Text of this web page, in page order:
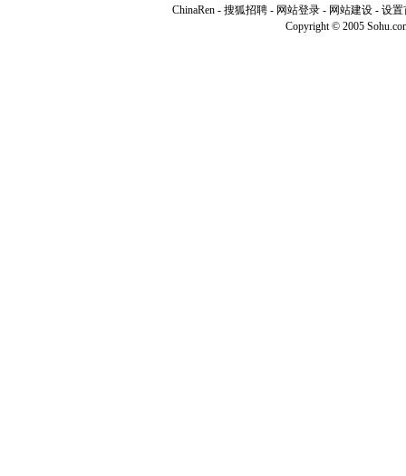
ChinaRen - 搜狐招聘 - 网站登录 - 网站建设 - 设置
Copyright © 2005